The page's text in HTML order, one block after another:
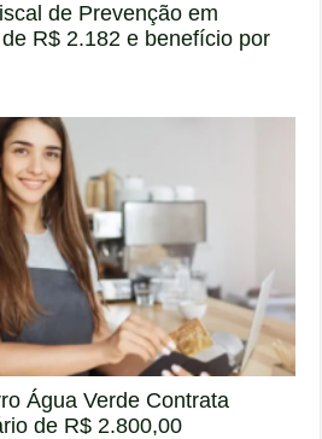
de Prevenção em
R$ 2.182 e benefício por
Água Verde Contrata
de R$ 2.800,00